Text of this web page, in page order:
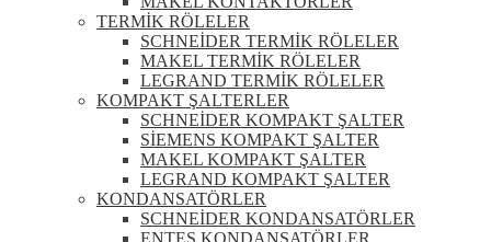
TERMİK RÖLELER
SCHNEİDER TERMİK RÖLELER
MAKEL TERMİK RÖLELER
LEGRAND TERMİK RÖLELER
KOMPAKT ŞALTERLER
SCHNEİDER KOMPAKT ŞALTER
SİEMENS KOMPAKT ŞALTER
MAKEL KOMPAKT ŞALTER
LEGRAND KOMPAKT ŞALTER
KONDANSATÖRLER
SCHNEİDER KONDANSATÖRLER
ENTES KONDANSATÖRLER